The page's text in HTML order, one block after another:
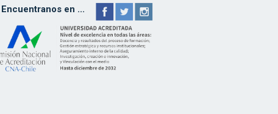
Encuentranos en ...